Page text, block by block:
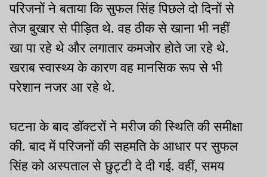
परिजनों ने बताया कि सुफल सिंह पिछले दो दिनों से
तेज बुखार से पीड़ित थे. वह ठीक से खाना भी नहीं
खा पा रहे थे और लगातार कमजोर होते जा रहे थे.
खराब स्वास्थ्य के कारण वह मानसिक रूप से भी
परेशान नजर आ रहे थे.
घटना के बाद डॉक्टरों ने मरीज की स्थिति की समीक्षा
की. बाद में परिजनों की सहमति के आधार पर सुफल
सिंह को अस्पताल से छुट्टी दे दी गई. वहीं, समय